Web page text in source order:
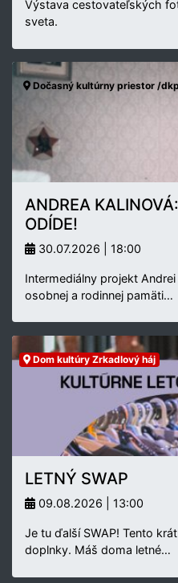
Výstava cestovateľských
sveta.
Dočasný kultúrny priestor /
ANDREA
ODÍDE!
30.07.2026 | 18:00
Intermediálny projekt
osobnej a rodinnej pamäti…
Dom kultúry Zrkadlový háj
LETNÝ SWAP
09.08.2026 | 13:00
Je tu ďalší SWAP! Tento
doplnky. Máš doma letné…